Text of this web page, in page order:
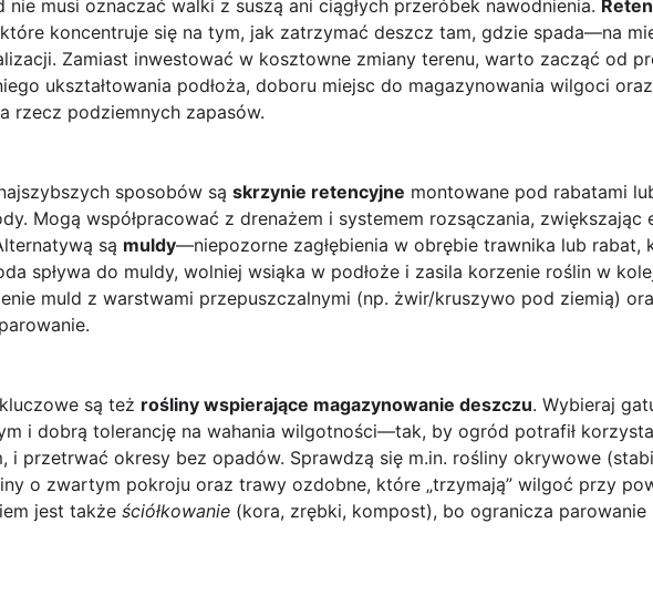
nie musi oznaczać walki z suszą ani ciągłych przeróbek nawodnienia.
koncentruje się na tym, jak zatrzymać deszcz tam, gdzie spada—na
Zamiast inwestować w kosztowne zmiany terenu, warto zacząć od
ukształtowania podłoża, doboru miejsc do magazynowania wilgoci
rzecz podziemnych zapasów.
sposobów są skrzynie retencyjne montowane pod rabatami
Mogą współpracować z drenażem i systemem rozsączania,
są muldy—niepozorne zagłębienia w obrębie trawnika lub rabat,
spływa do muldy, wolniej wsiąka w podłoże i zasila korzenie roślin w
muld z warstwami przepuszczalnymi (np. żwir/kruszywo pod ziemią)
są też rośliny wspierające magazynowanie deszczu. Wybieraj
i dobrą tolerancję na wahania wilgotności—tak, by ogród potrafił
i przetrwać okresy bez opadów. Sprawdzą się m.in. rośliny okrywowe
o zwartym pokroju oraz trawy ozdobne, które „trzymają” wilgoć przy
jest także ściółkowanie (kora, zrębki, kompost), bo ogranicza